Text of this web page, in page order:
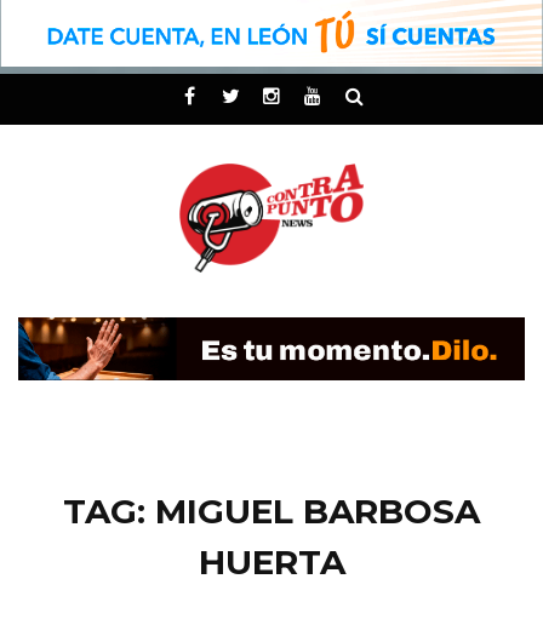
TAG: MIGUEL BARBOSA
HUERTA